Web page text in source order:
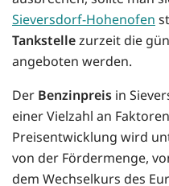
Sieversdorf-Hohenofen
Tankstellezurzeit die
angeboten werden.
Der Benzinpreis in
einer Vielzahl an
Preisentwicklung wird
von der Fördermenge,
dem Wechselkurs des